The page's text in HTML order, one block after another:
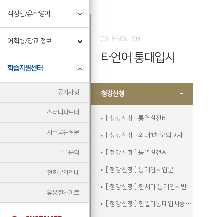
직장인/유학영어
어학병/장교 정보
학습지원센터
공지사항
스터디파트너
자주묻는질문
1:1문의
전화문의안내
유용한사이트
기
정
타언어 통대입시
청강신청
[ 청강신청 ] 통역실전B
[ 청강신청 ] 외대1차모의고사
[ 청강신청 ] 통역실전A
[ 청강신청 ] 통대입시입문
[ 청강신청 ] 한서과 통대입시반
[ 청강신청 ] 한일과통대입시종합반